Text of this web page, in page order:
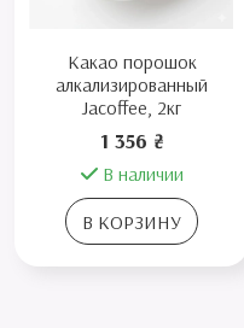
Какао порошок
алкализированный
Jacoffee, 2кг
1 356 ₴
В наличии
В КОРЗИНУ